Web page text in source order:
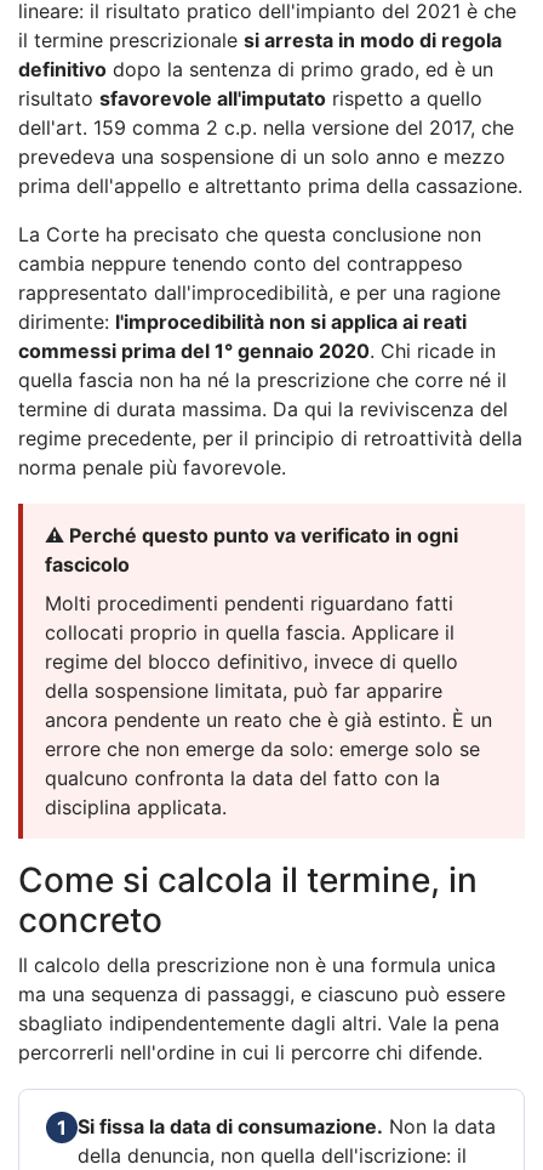
lineare: il risultato pratico dell'impianto del 2021 è che
il termine prescrizionale si arresta in modo di regola
definitivo dopo la sentenza di primo grado, ed è un
risultato sfavorevole all'imputato rispetto a quello
dell'art. 159 comma 2 c.p. nella versione del 2017, che
prevedeva una sospensione di un solo anno e mezzo
prima dell'appello e altrettanto prima della cassazione.
La Corte ha precisato che questa conclusione non
cambia neppure tenendo conto del contrappeso
rappresentato dall'improcedibilità, e per una ragione
dirimente: l'improcedibilità non si applica ai reati
commessi prima del 1° gennaio 2020. Chi ricade in
quella fascia non ha né la prescrizione che corre né il
termine di durata massima. Da qui la reviviscenza del
regime precedente, per il principio di retroattività della
norma penale più favorevole.
⚠️ Perché questo punto va verificato in ogni
fascicolo
Molti procedimenti pendenti riguardano fatti
collocati proprio in quella fascia. Applicare il
regime del blocco definitivo, invece di quello
della sospensione limitata, può far apparire
ancora pendente un reato che è già estinto. È un
errore che non emerge da solo: emerge solo se
qualcuno confronta la data del fatto con la
disciplina applicata.
Come si calcola il termine, in
concreto
Il calcolo della prescrizione non è una formula unica
ma una sequenza di passaggi, e ciascuno può essere
sbagliato indipendentemente dagli altri. Vale la pena
percorrerli nell'ordine in cui li percorre chi difende.
1 Si fissa la data di consumazione. Non la data
della denuncia, non quella dell'iscrizione: il